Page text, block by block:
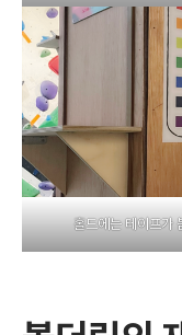
홀드에는 테이프가